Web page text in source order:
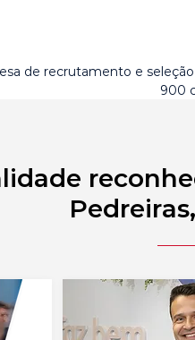
de recrutamento e
900